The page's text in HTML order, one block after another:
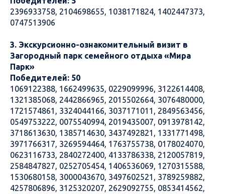
2396933758, 2104698655, 1038171824, 1402447373,
0747513906
3. Экскурсионно-ознакомительный визит в
Загородный парк семейного отдыха «Мира
Парк»
Победителей: 50
1069122388, 1662499635, 0229099996, 3122614408,
1321385068, 2442866965, 2015502664, 3076480000,
1721574861, 3324044166, 3037171011, 2849563456,
0549753222, 0075540994, 2019435007, 0913978142,
3718613630, 1385714630, 3437492821, 1331771498,
3971766317, 3269594464, 1763755738, 0178024070,
0623116733, 2840272400, 4133786338, 2120057819,
2584847827, 0252705454, 1406536069, 1270315588,
1530680158, 3000043670, 3497602521, 3789259882,
4257806896, 3125320207, 2629092755, 0853414562,